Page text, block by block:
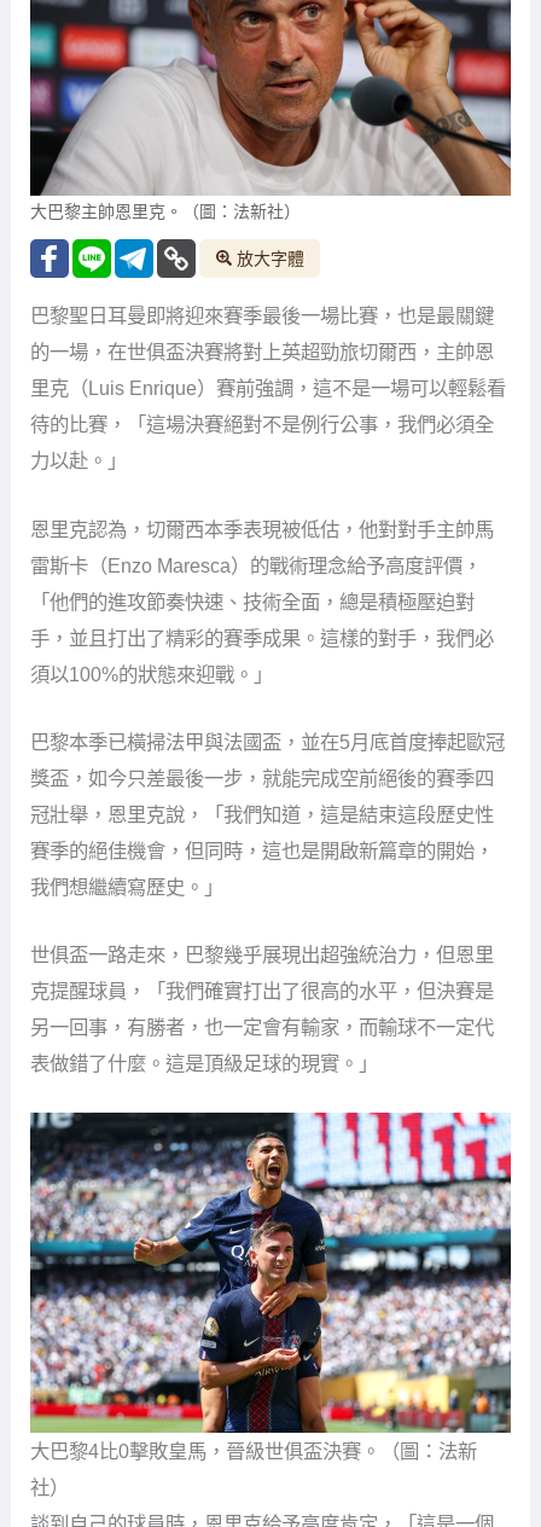
大巴黎主帥恩里克。（圖：法新社）
放大字體
巴黎聖日耳曼即將迎來賽季最後一場比賽，也是最關鍵
的一場，在世俱盃決賽將對上英超勁旅切爾西，主帥恩
里克（Luis Enrique）賽前強調，這不是一場可以輕鬆看
待的比賽，「這場決賽絕對不是例行公事，我們必須全
恩里克認為，切爾西本季表現被低估，他對對手主帥馬
雷斯卡（Enzo Maresca）的戰術理念給予高度評價，
「他們的進攻節奏快速、技術全面，總是積極壓迫對
手，並且打出了精彩的賽季成果。這樣的對手，我們必
巴黎本季已橫掃法甲與法國盃，並在5月底首度捧起歐冠
獎盃，如今只差最後一步，就能完成空前絕後的賽季四
冠壯舉，恩里克說，「我們知道，這是結束這段歷史性
賽季的絕佳機會，但同時，這也是開啟新篇章的開始，
世俱盃一路走來，巴黎幾乎展現出超強統治力，但恩里
克提醒球員，「我們確實打出了很高的水平，但決賽是
另一回事，有勝者，也一定會有輸家，而輸球不一定代
表做錯了什麼。這是頂級足球的現實。」
大巴黎4比0擊敗皇馬，晉級世俱盃決賽。（圖：法新
社）
談到自己的球員時，恩里克給予高度肯定，「這是一個
非凡的賽季。球員們從季初到現在都展現出難以置信的
效率與凝聚力，不只是先發，連沒上場的替補也持續努